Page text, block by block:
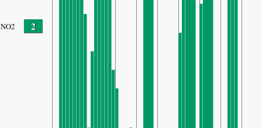
NO2 2